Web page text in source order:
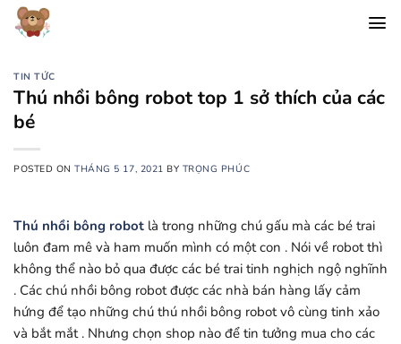
Chuyển
đến
dungTIN TỨC
Thú nhồi bông robot top 1 sở thích của các
bé
POSTED ONTHÁNG 5 17, 2021 BY TRỌNG PHÚC
Thú nhồi bông robot là trong những chú gấu mà các bé trai
luôn đam mê và ham muốn mình có một con . Nói về robot thì
không thể nào bỏ qua được các bé trai tinh nghịch ngộ nghĩnh
. Các chú nhồi bông robot được các nhà bán hàng lấy cảm
hứng để tạo những chú thú nhồi bông robot vô cùng tinh xảo
và bắt mắt . Nhưng chọn shop nào để tin tưởng mua cho các